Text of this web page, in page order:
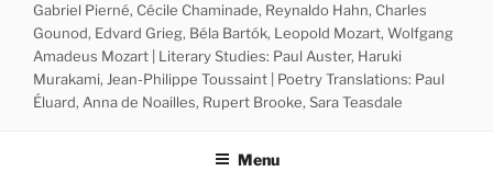
Gabriel Pierné, Cécile Chaminade, Reynaldo Hahn, Charles
Gounod, Edvard Grieg, Béla Bartók, Leopold Mozart, Wolfgang
Amadeus Mozart | Literary Studies: Paul Auster, Haruki
Murakami, Jean-Philippe Toussaint | Poetry Translations: Paul
Éluard, Anna de Noailles, Rupert Brooke, Sara Teasdale
Menu